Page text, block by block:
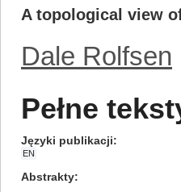
A topological view
Dale Rolfsen
Pełne
Języki publikacji
EN
Abstrakty